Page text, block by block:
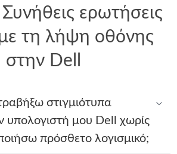
ερωτήσεις
με τη λήψη οθόνης
στην Dell
στιγμιότυπα
υπολογιστή μου Dell χωρίς
πρόσθετο λογισμικό;